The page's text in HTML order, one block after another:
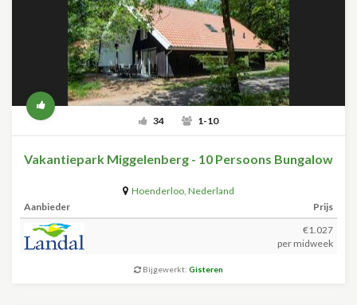
34 1-10
Vakantiepark Miggelenberg - 10 Persoons Bungalow
Hoenderloo, Nederland
Aanbieder
Prijs
€1.027
per midweek
Bijgewerkt: Gisteren